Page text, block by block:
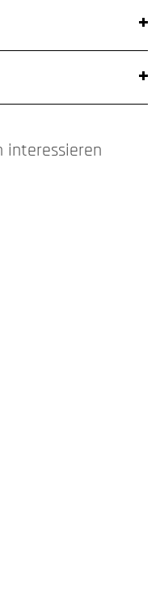
interessieren